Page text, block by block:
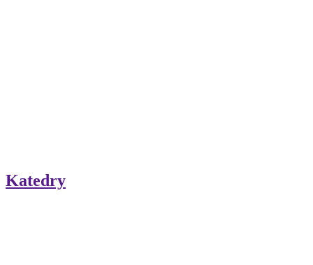
Katedry